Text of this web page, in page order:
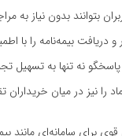
بتوانند بدون نیاز به
دریافت بیمه‌نامه را با
نه تنها به تسهیل
را نیز در میان خریداران
برای سامانه‌ای مانند